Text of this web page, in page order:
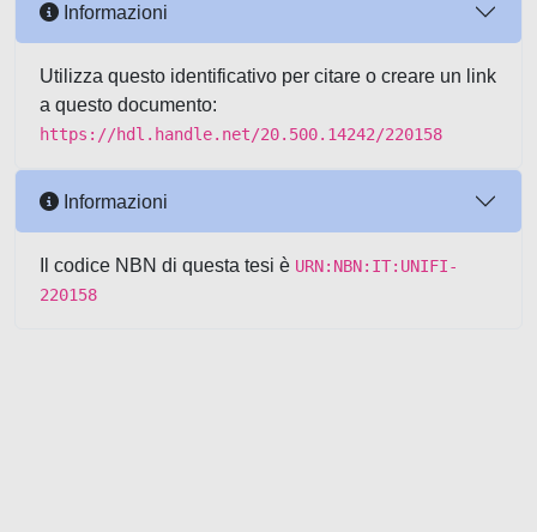
Informazioni
Utilizza questo identificativo per citare o creare un link
a questo documento:
https://hdl.handle.net/20.500.14242/220158
Informazioni
Il codice NBN di questa tesi è URN:NBN:IT:UNIFI-
220158